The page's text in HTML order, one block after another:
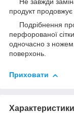
Не завжди
продукт
Подрібнення
перфорованої
одночасно з
поверхонь.
Приховати
Характеристики